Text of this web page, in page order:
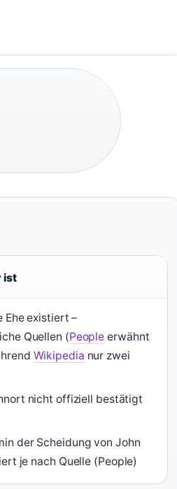
ist
Ehe existiert –
Quellen (People erwähnt
Wikipedia nur zwei
nicht offiziell bestätigt
der Scheidung von John
je nach Quelle (People)